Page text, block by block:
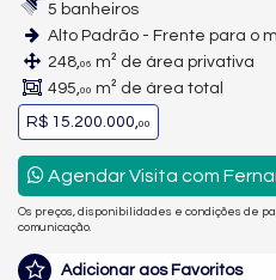
5 banheiros
Alto Padrão - Frente para o
248,06 m² de área privativa
495,00 m² de área total
R$ 15.200.000,00
Agendar Visita com
Os preços, disponibilidades e condições de
comunicação.
Adicionar aos Favoritos